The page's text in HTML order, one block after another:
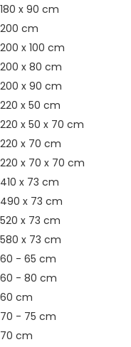
180 x 90 cm
200 cm
200 x 100 cm
200 x 80 cm
200 x 90 cm
220 x 50 cm
220 x 50 x 70 cm
220 x 70 cm
220 x 70 x 70 cm
410 x 73 cm
490 x 73 cm
520 x 73 cm
580 x 73 cm
60 - 65 cm
60 - 80 cm
60 cm
70 - 75 cm
70 cm